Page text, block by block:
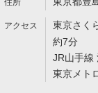
東京さく
約7分
JR山手線
東京メト